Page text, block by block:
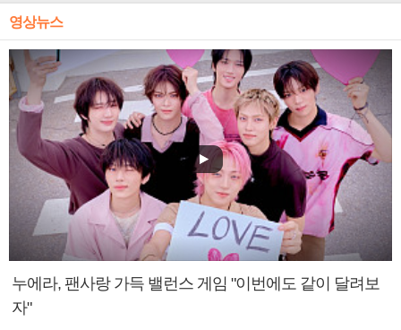
영상뉴스
누에라, 팬사랑 가득 밸런스 게임 "이번에도 같이 달려보
자"